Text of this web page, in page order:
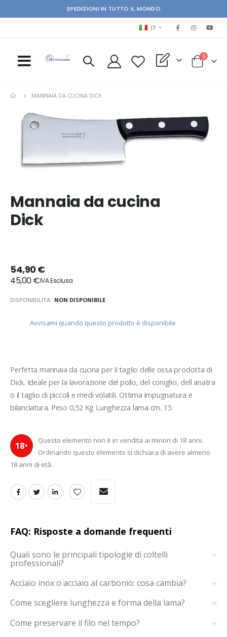
SPEDIZIONI IN TUTTO IL MONDO
LINGUA
IT
My Quote Cart
0elementi
MANNAIA DA CUCINA DICK
Mannaia da cucina
Dick
54,90 €
45,00 €
DISPONIBILITA': NON DISPONIBILE
Avvisami quando questo prodotto è disponibile
Perfetta mannaia da cucina per il taglio delle ossa prodotta di
Dick. Ideale per la lavorazione del pollo, del coniglio, dell anatra
o il taglio di piccoli e medi volatili. Ottima impugnatura e
bilanciatura. Peso 0,52 Kg Lunghezza lama cm. 15
18+
Questo elemento non è in vendita ai minori di 18 anni.
Ordinando questo elemento si dichiara di avere almeno
18 anni di età.
FAQ: Risposte a domande frequenti
Quali sono le principali tipologie di coltelli
professionali?
Acciaio inox o acciaio al carbonio: cosa cambia?
Come scegliere lunghezza e forma della lama?
Come preservare il filo nel tempo?